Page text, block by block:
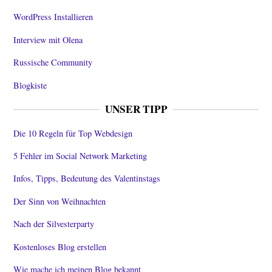
WordPress Installieren
Interview mit Olena
Russische Community
Blogkiste
UNSER TIPP
Die 10 Regeln für Top Webdesign
5 Fehler im Social Network Marketing
Infos, Tipps, Bedeutung des Valentinstags
Der Sinn von Weihnachten
Nach der Silvesterparty
Kostenloses Blog erstellen
Wie mache ich meinen Blog bekannt